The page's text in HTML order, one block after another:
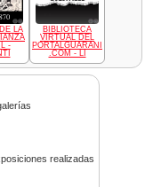
LA
-
BIBLIOTECA
VIRTUAL DEL
PORTALGUARANI
.COM - LI
realizadas